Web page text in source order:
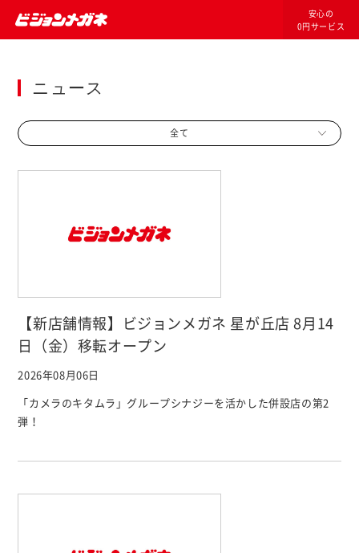
安心の
0円サービス
ニュース
全て
2026年08月06日
【新店舗情報】ビジョンメガネ 星が丘店 8月14
日（金）移転オープン
「カメラのキタムラ」グループシナジーを活かした併設店の第2
弾！